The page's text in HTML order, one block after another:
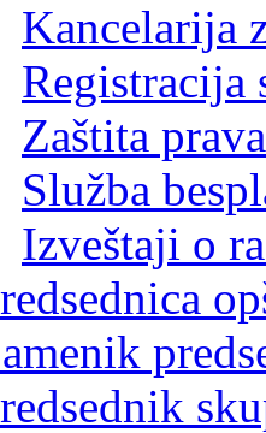
Kancelarija
Registracija
Zaštita
Služba
Izveštaji o